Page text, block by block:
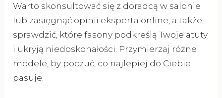
Warto skonsultować się z doradcą w salonie
lub zasięgnąć opinii eksperta online, a także
sprawdzić, które fasony podkreślą Twoje atuty
i ukryją niedoskonałości. Przymierzaj różne
modele, by poczuć, co najlepiej do Ciebie
pasuje.